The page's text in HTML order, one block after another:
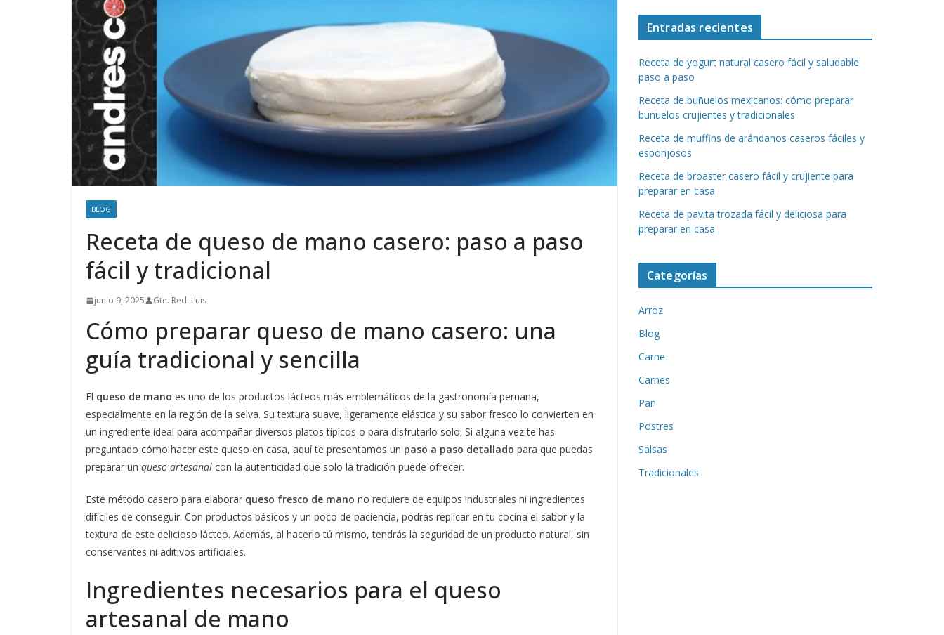
BLOG
Receta de queso de mano casero: paso a paso
fácil y tradicional
junio 9, 2025 Gte. Red. Luis
Cómo preparar queso de mano casero: una
guía tradicional y sencilla
El queso de mano es uno de los productos lácteos más emblemáticos de la gastronomía peruana,
especialmente en la región de la selva. Su textura suave, ligeramente elástica y su sabor fresco lo convierten en
un ingrediente ideal para acompañar diversos platos típicos o para disfrutarlo solo. Si alguna vez te has
preguntado cómo hacer este queso en casa, aquí te presentamos un paso a paso detallado para que puedas
preparar un queso artesanal con la autenticidad que solo la tradición puede ofrecer.
Este método casero para elaborar queso fresco de mano no requiere de equipos industriales ni ingredientes
difíciles de conseguir. Con productos básicos y un poco de paciencia, podrás replicar en tu cocina el sabor y la
textura de este delicioso lácteo. Además, al hacerlo tú mismo, tendrás la seguridad de un producto natural, sin
conservantes ni aditivos artificiales.
Ingredientes necesarios para el queso
artesanal de mano
Entradas recientes
Receta de yogurt natural casero fácil y saludable
paso a paso
Receta de buñuelos mexicanos: cómo preparar
buñuelos crujientes y tradicionales
Receta de muffins de arándanos caseros fáciles y
esponjosos
Receta de broaster casero fácil y crujiente para
preparar en casa
Receta de pavita trozada fácil y deliciosa para
preparar en casa
Categorías
Arroz
Blog
Carne
Carnes
Pan
Postres
Salsas
Tradicionales